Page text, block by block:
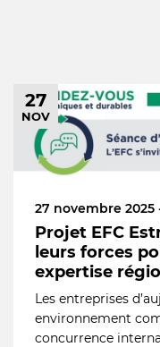
27
NOV
27 novembre 2025
Projet EFC
leurs forces
expertise
Les entreprises
environnement
concurrence